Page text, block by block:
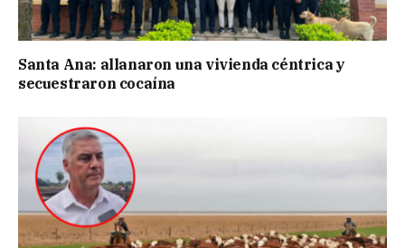
Santa Ana: allanaron una vivienda céntrica y
secuestraron cocaína